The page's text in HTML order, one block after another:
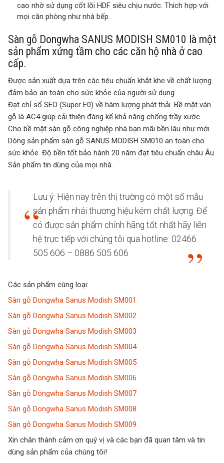
cao nhờ sử dụng cốt lõi HDF siêu chịu nước. Thích hợp với
mọi căn phòng như nhà bếp.
Sàn gỗ Dongwha SANUS MODISH SM010 là một
sản phẩm xứng tầm cho các căn hộ nhà ở cao
cấp.
Được sản xuất dựa trên các tiêu chuẩn khắt khe về chất lượng
đảm bảo an toàn cho sức khỏe của người sử dụng.
Đạt chỉ số SEO (Super E0) về hàm lượng phát thải. Bề mặt ván
gỗ là AC4 giúp cải thiện đáng kể khả năng chống trầy xước.
Cho bề mặt sàn gỗ công nghiệp nhà bạn mãi bền lâu như mới.
Dòng sản phẩm sàn gỗ SANUS MODISH SM010 an toàn cho
sức khỏe. Độ bền tốt bảo hành 20 năm đạt tiêu chuẩn châu Âu.
Sản phẩm tin dùng của mọi nhà.
Lưu ý: Hiện nay trên thị trường có một số mẫu
sản phẩm nhái thương hiệu kém chất lượng. Để
có được sản phẩm chính hãng tốt nhất hãy liên
hệ trực tiếp với chúng tôi qua hotline: 02466
505 606 – 0886 505 606
Các sản phẩm cùng loại:
Sàn gỗ Dongwha Sanus Modish SM001
Sàn gỗ Dongwha Sanus Modish SM002
Sàn gỗ Dongwha Sanus Modish SM003
Sàn gỗ Dongwha Sanus Modish SM004
Sàn gỗ Dongwha Sanus Modish SM005
Sàn gỗ Dongwha Sanus Modish SM006
Sàn gỗ Dongwha Sanus Modish SM007
Sàn gỗ Dongwha Sanus Modish SM008
Sàn gỗ Dongwha Sanus Modish SM009
Xin chân thành cảm ơn quý vị và các bạn đã quan tâm và tin
dùng sản phẩm của chúng tôi!